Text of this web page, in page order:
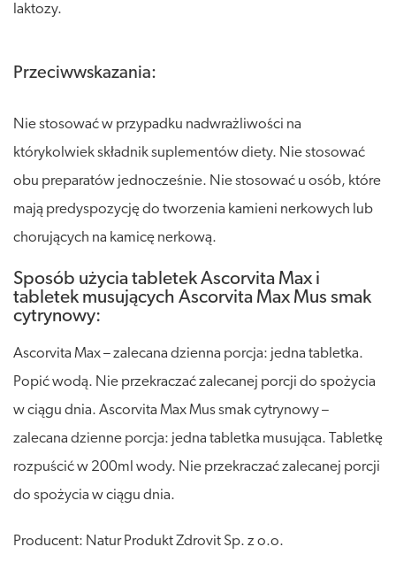
laktozy.
Przeciwwskazania:
Nie stosować w przypadku nadwrażliwości na
którykolwiek składnik suplementów diety. Nie stosować
obu preparatów jednocześnie. Nie stosować u osób, które
mają predyspozycję do tworzenia kamieni nerkowych lub
chorujących na kamicę nerkową.
Sposób użycia tabletek Ascorvita Max i
tabletek musujących Ascorvita Max Mus smak
cytrynowy:
Ascorvita Max – zalecana dzienna porcja: jedna tabletka.
Popić wodą. Nie przekraczać zalecanej porcji do spożycia
w ciągu dnia. Ascorvita Max Mus smak cytrynowy –
zalecana dzienne porcja: jedna tabletka musująca. Tabletkę
rozpuścić w 200ml wody. Nie przekraczać zalecanej porcji
do spożycia w ciągu dnia.
Producent: Natur Produkt Zdrovit Sp. z o.o.